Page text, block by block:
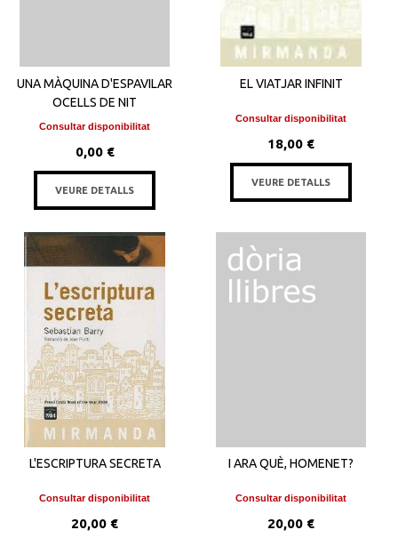
UNA MÀQUINA D'ESPAVILAR
OCELLS DE NIT
Consultar disponibilitat
0,00 €
VEURE DETALLS
EL VIATJAR INFINIT
Consultar disponibilitat
18,00 €
VEURE DETALLS
L'ESCRIPTURA SECRETA
Consultar disponibilitat
20,00 €
I ARA QUÈ, HOMENET?
Consultar disponibilitat
20,00 €